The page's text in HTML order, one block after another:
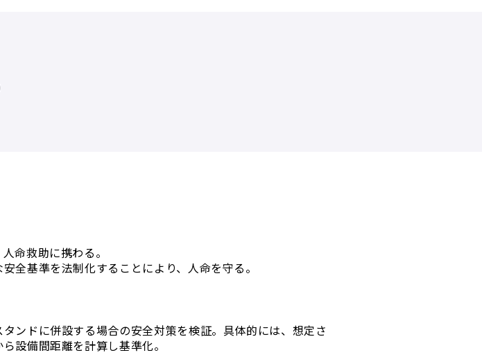
命救助に携わる。
全基準を法制化することにより、人命を守る。
ンドに併設する場合の安全対策を検証。具体的には、想定さ
設備間距離を計算し基準化。